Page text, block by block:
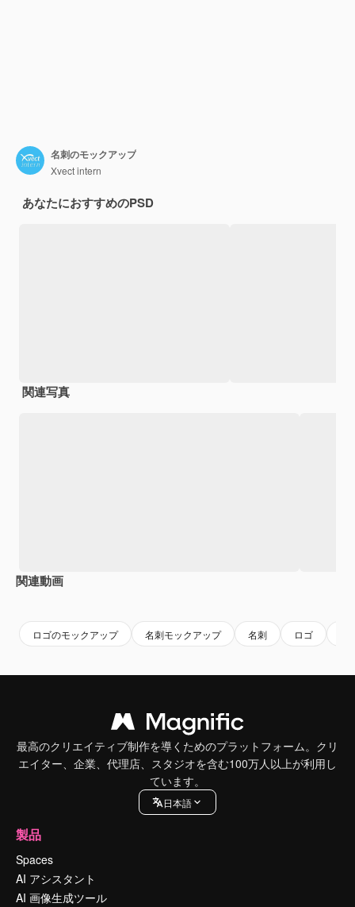
名刺のモックアップ
Xvect intern
あなたにおすすめのPSD
関連写真
関連動画
ロゴのモックアップ 名刺モックアップ 名刺 ロゴ
最高のクリエイティブ制作を導くためのプラットフォーム。クリ
エイター、企業、代理店、スタジオを含む100万人以上が利用し
ています。
日本語
製品
Spaces
AI アシスタント
AI 画像生成ツール